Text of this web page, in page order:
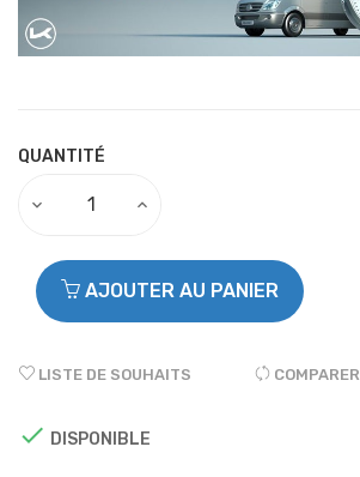
QUANTITÉ
AJOUTER AU PANIER
LISTE DE SOUHAITS COMPARER
 DISPONIBLE